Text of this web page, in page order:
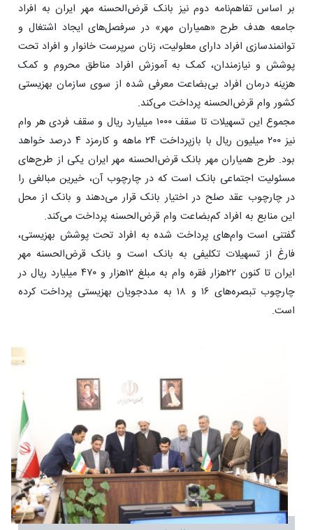
بر اساس تفاهم‌نامه دوم نیز بانک قرض‌الحسنه مهر ایران به افراد
جامعه هدف طرح «همیاران مهر» در سرفصل‌های ایجاد اشتغال و
توانمندسازی افراد دارای معلولیت، زنان سرپرست خانوار و افراد تحت
پوشش و نیازمندان، کمک به آموزش افراد مناطق محروم و کمک
هزینه درمان افراد بی‌بضاعت معرفی شده از سوی سازمان بهزیستی
کشور وام قرض‌الحسنه پرداخت می‌کند.
مجموع این تسهیلات تا سقف ۱۰۰۰ میلیارد ریال و سقف فردی هر وام
نیز ۲۰۰ میلیون ریال با بازپرداخت ۲۴ ماهه و کارمزد ۴ درصد خواهد
بود. طرح همیاران مهر بانک قرض‌الحسنه مهر ایران یکی از طرح‌های
مسئولیت اجتماعی بانک است که در چارچوب آن، خیرین مبالغی را
در چارچوب عقد صلح در اختیار بانک قرار می‌دهند و بانک از محل
این منابع به افراد کم‌بضاعت وام قرض‌الحسنه پرداخت می‌کند.
گفتنی است وام‌های پرداخت شده به افراد تحت پوشش بهزیستی،
فارغ از تسهیلات تکلیفی به بانک است و بانک قرض‌الحسنه مهر
ایران تا کنون ۲۲هزار فقره وام به مبلغ ۱۲هزار و ۴۷۰ میلیارد ریال در
چارچوب تبصره‌های ۱۶ و ۱۸ به مددجویان بهزیستی پرداخت کرده
است.